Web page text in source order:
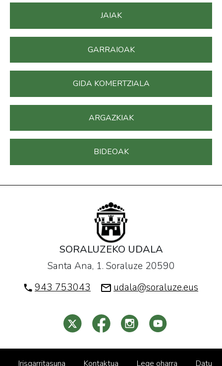
JAIAK
GARRAIOAK
GIDA KOMERTZIALA
ARGAZKIAK
BIDEOAK
SORALUZEKO UDALA
Santa Ana, 1. Soraluze 20590
943 753043
udala@soraluze.eus
Irisgarritasuna Kontaktua Lege oharra Datu